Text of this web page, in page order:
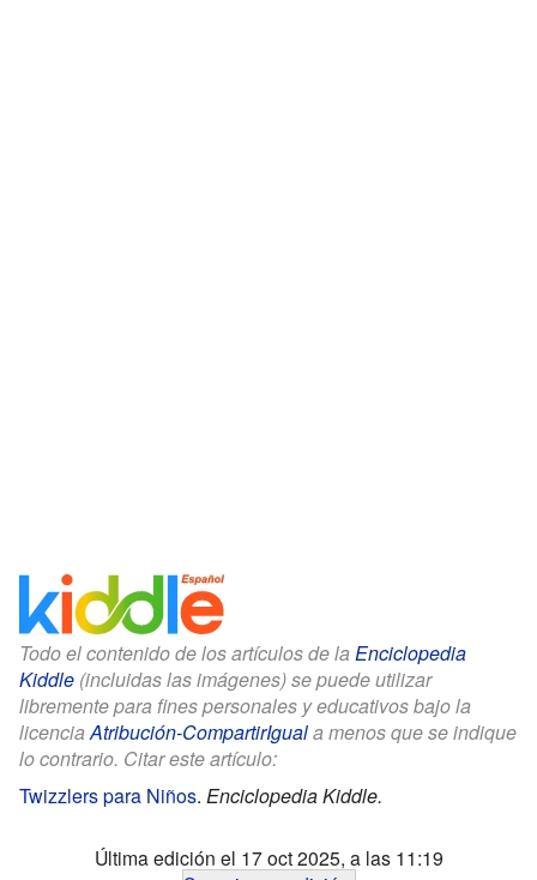
Todo el contenido de los artículos de la Enciclopedia
Kiddle (incluidas las imágenes) se puede utilizar
libremente para fines personales y educativos bajo la
licenciaAtribución-CompartirIguala menos que se indique
lo contrario. Citar este artículo:
Twizzlers para Niños. Enciclopedia Kiddle.
Última edición el 17 oct 2025, a las 11:19